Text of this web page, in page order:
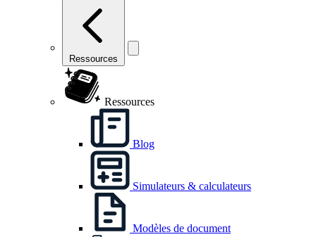
Ressources
Ressources
Blog
Simulateurs & calculateurs
Modèles de document